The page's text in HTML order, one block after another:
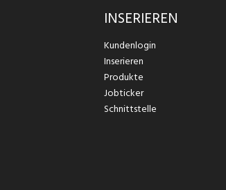
INSERIEREN
Kundenlogin
Inserieren
Produkte
Jobticker
Schnittstelle